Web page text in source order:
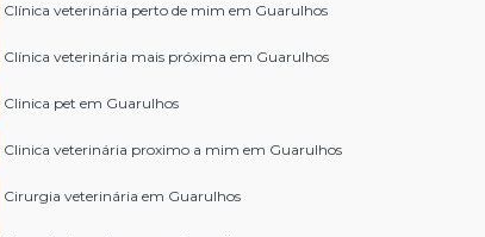
Clínica veterinária perto de mim em Guarulhos
Clínica veterinária mais próxima em Guarulhos
Clinica pet em Guarulhos
Clinica veterinária proximo a mim em Guarulhos
Cirurgia veterinária em Guarulhos